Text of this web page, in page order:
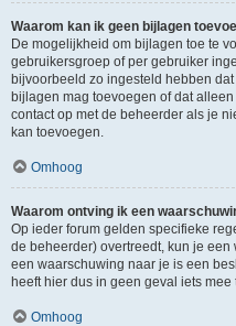
Waarom kan ik geen bijlagen
De mogelijkheid om bijlagen toe te
gebruikersgroep of per gebruiker
bijvoorbeeld zo ingesteld hebben
bijlagen mag toevoegen of dat
contact op met de beheerder als je
kan toevoegen.
Omhoog
Waarom ontving ik een
Op ieder forum gelden specifieke
de beheerder) overtreedt, kun je
een waarschuwing naar je is een
heeft hier dus in geen geval iets mee
Omhoog